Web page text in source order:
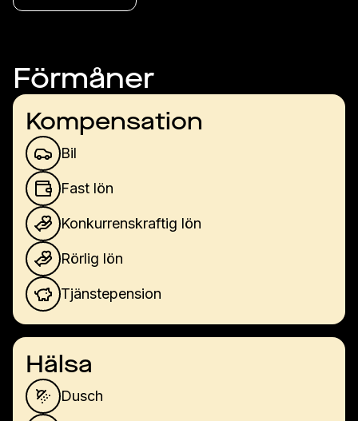
Förmåner
Kompensation
Bil
Fast lön
Konkurrenskraftig lön
Rörlig lön
Tjänstepension
Hälsa
Dusch